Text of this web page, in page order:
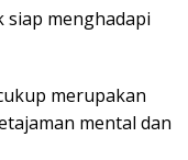
menghadapi
merupakan
mental dan